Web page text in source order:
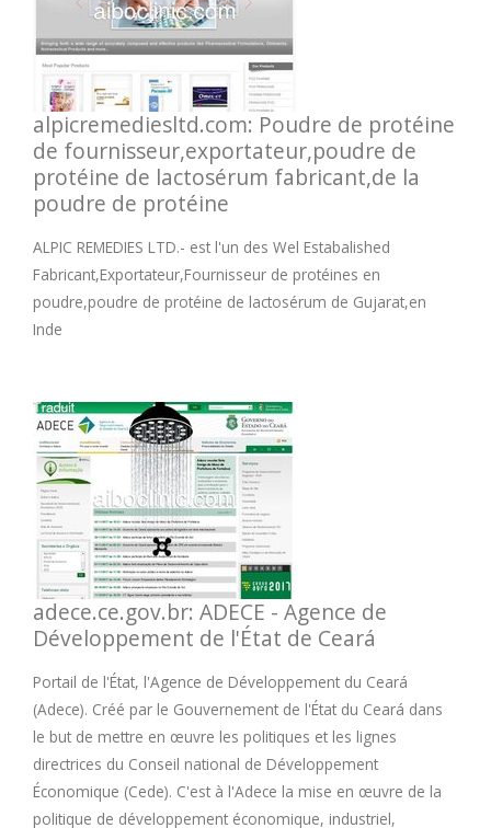
alpicremediesltd.com: Poudre de protéine
de fournisseur,exportateur,poudre de
protéine de lactosérum fabricant,de la
poudre de protéine
ALPIC REMEDIES LTD.- est l'un des Wel Estabalished
Fabricant,Exportateur,Fournisseur de protéines en
poudre,poudre de protéine de lactosérum de Gujarat,en
Inde
adece.ce.gov.br: ADECE - Agence de
Développement de l'État de Ceará
Portail de l'État, l'Agence de Développement du Ceará
(Adece). Créé par le Gouvernement de l'État du Ceará dans
le but de mettre en œuvre les politiques et les lignes
directrices du Conseil national de Développement
Économique (Cede). C'est à l'Adece la mise en œuvre de la
politique de développement économique, industriel,